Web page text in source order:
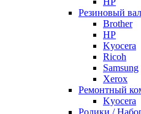
Резиновый
Brother
HP
Kyocera
Ricoh
Samsung
Xerox
Ремонтный
Kyocera
Ролики /